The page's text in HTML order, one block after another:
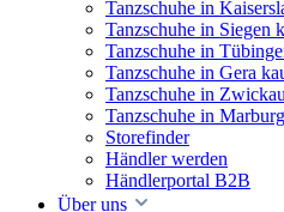
Tanzschuhe in
Tanzschuhe in Siegen
Tanzschuhe in
Tanzschuhe in Gera
Tanzschuhe in
Tanzschuhe in
Storefinder
Händler werden
Händlerportal B2B
Über uns